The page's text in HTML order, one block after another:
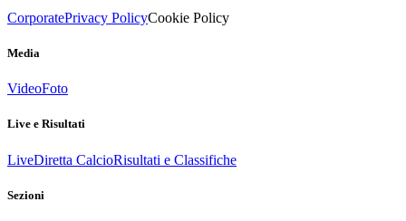
CorporatePrivacy PolicyCookie Policy
Media
VideoFoto
Live e Risultati
LiveDiretta CalcioRisultati e Classifiche
Sezioni